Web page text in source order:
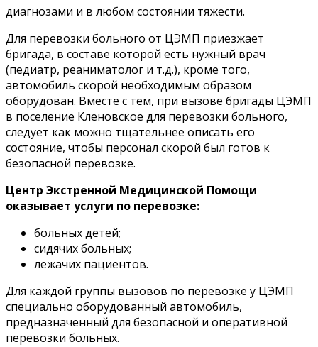
диагнозами и в любом состоянии тяжести.
Для перевозки больного от ЦЭМП приезжает
бригада, в составе которой есть нужный врач
(педиатр, реаниматолог и т.д.), кроме того,
автомобиль скорой необходимым образом
оборудован. Вместе с тем, при вызове бригады ЦЭМП
в поселение Кленовское для перевозки больного,
следует как можно тщательнее описать его
состояние, чтобы персонал скорой был готов к
безопасной перевозке.
Центр Экстренной Медицинской Помощи
оказывает услуги по перевозке:
больных детей;
сидячих больных;
лежачих пациентов.
Для каждой группы вызовов по перевозке у ЦЭМП
специально оборудованный автомобиль,
предназначенный для безопасной и оперативной
перевозки больных.